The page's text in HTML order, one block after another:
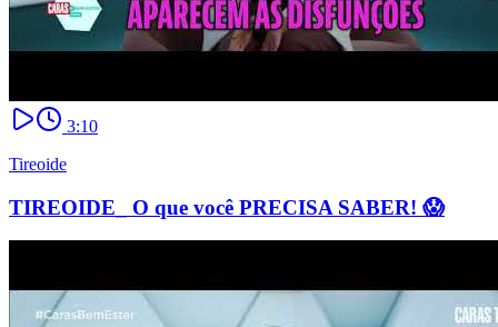
3:10
Tireoide
TIREOIDE_ O que você PRECISA SABER! 😱